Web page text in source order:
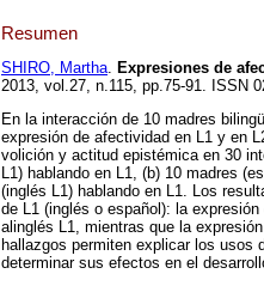
Resumen
SHIRO, Martha. Expresiones de
2013, vol.27, n.115, pp.75-91. ISSN
En la interacción de 10 madres
expresión de afectividad en L1 y en
volición y actitud epistémica en 30
L1) hablando en L1, (b) 10 madres
(inglés L1) hablando en L1. Los
de L1 (inglés o español): la
alinglés L1, mientras que la
hallazgos permiten explicar los usos
determinar sus efectos en el